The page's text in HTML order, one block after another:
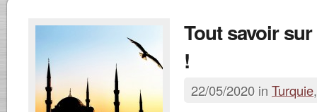
Tout savoir
!
22/05/2020 in Turquie